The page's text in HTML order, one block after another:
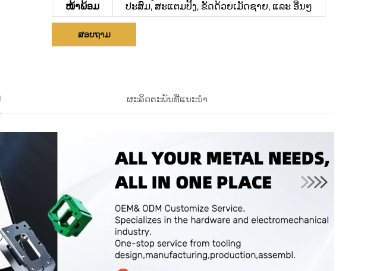
ໜ້າພ້ອມ
ປະສົມ, ສະແຕມປິ້ງ, ຂັດດ້ວຍເມັດຊາຍ, ແລະ ອື່ນໆ
ສອບຖາມ
ຜະລິດຕະພັນທີ່ແນະນຳ